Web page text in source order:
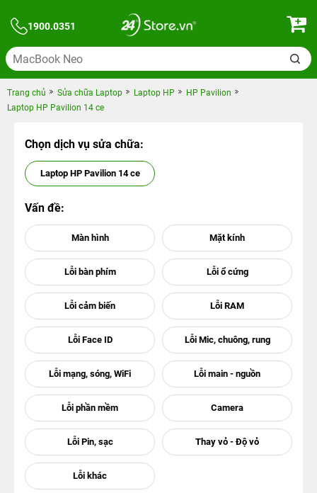
1900.0351
Trang chủ Sửa chữa Laptop Laptop HP
HP Pavilion
Laptop HP Pavilion 14 ce
Chọn dịch vụ sửa chữa:
Laptop HP Pavilion 14 ce
Vấn đề: